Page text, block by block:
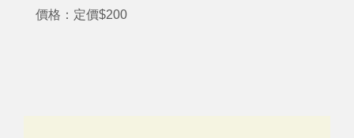
價格：定價$200